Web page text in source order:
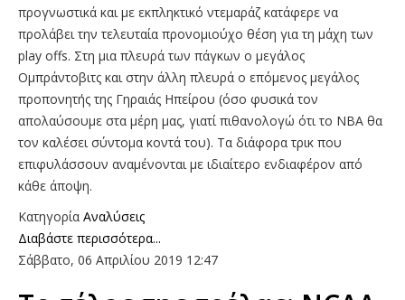
προγνωστικά και με εκπληκτικό ντεμαράζ κατάφερε να
προλάβει την τελευταία προνομιούχο θέση για τη μάχη των
play offs. Στη μια πλευρά των πάγκων ο μεγάλος
Ομπράντοβιτς και στην άλλη πλευρά ο επόμενος μεγάλος
προπονητής της Γηραιάς Ηπείρου (όσο φυσικά τον
απολαύσουμε στα μέρη μας, γιατί πιθανολογώ ότι το ΝΒΑ θα
τον καλέσει σύντομα κοντά του). Τα διάφορα τρικ που
επιφυλάσσουν αναμένονται με ιδιαίτερο ενδιαφέρον από
κάθε άποψη.
Κατηγορία Αναλύσεις
Διαβάστε περισσότερα...
Σάββατο, 06 Απριλίου 2019 12:47